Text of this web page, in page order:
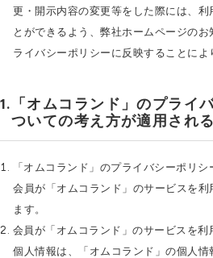
更・開示内容の変更等をした際には、利
とができるよう、弊社ホームページの
ライバシーポリシーに反映することによ
「オムコランド」のプライ
ついての考え方が適用され
「オムコランド」のプライバシーポリシ
会員が「オムコランド」のサービスを
ます。
会員が「オムコランド」のサービスを利
個人情報は、「オムコランド」の個人